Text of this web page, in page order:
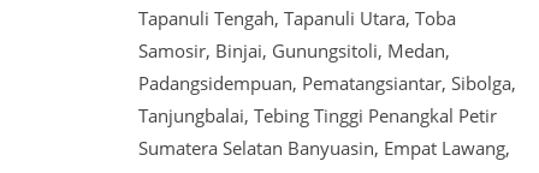
Tapanuli Tengah, Tapanuli Utara, Toba
Samosir, Binjai, Gunungsitoli, Medan,
Padangsidempuan, Pematangsiantar, Sibolga,
Tanjungbalai, Tebing Tinggi Penangkal Petir
Sumatera Selatan Banyuasin, Empat Lawang,